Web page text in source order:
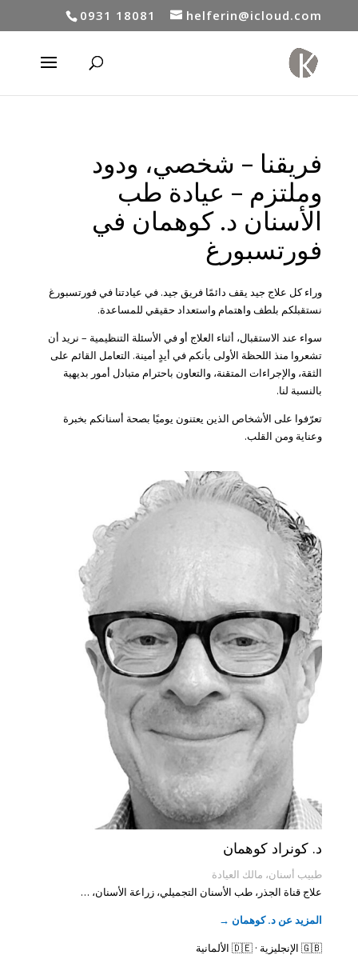
0931 18081 helferin@icloud.com
فريقنا – شخصي، ودود
وملتزم – عيادة طب
الأسنان د. كوهمان في
فورتسبورغ
وراء كل علاج جيد يقف دائمًا فريق جيد. في عيادتنا في فورتسبورغ
نستقبلكم بلطف واهتمام واستعداد حقيقي للمساعدة.
سواء عند الاستقبال، أثناء العلاج أو في الأسئلة التنظيمية – نريد أن
تشعروا منذ اللحظة الأولى بأنكم في أيدٍ أمينة. التعامل القائم على
الثقة، والإجراءات المتقنة، والتعاون باحترام متبادل أمور بديهية
بالنسبة لنا.
تعرّفوا على الأشخاص الذين يعتنون يوميًا بصحة أسنانكم بخبرة
وعناية ومن القلب.
د. كونراد كوهمان
طبيب أسنان، مالك العيادة
علاج قناة الجذر، طب الأسنان التجميلي، زراعة الأسنان، …
المزيد عن د. كوهمان →
🇬🇧 الإنجليزية · 🇩🇪 الألمانية